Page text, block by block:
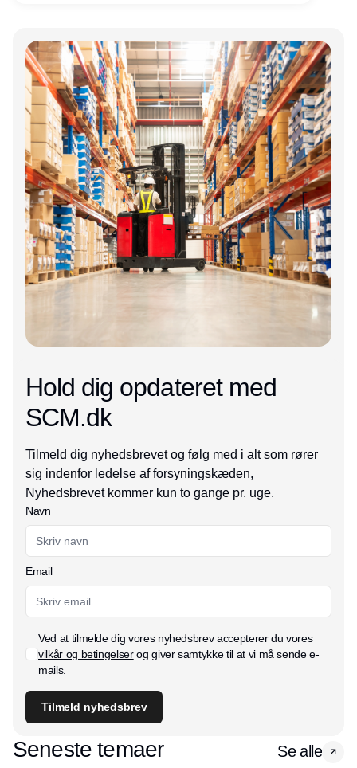
Annonce
Hold dig opdateret med
SCM.dk
Tilmeld dig nyhedsbrevet og følg med i alt som rører
sig indenfor ledelse af forsyningskæden,
Nyhedsbrevet kommer kun to gange pr. uge.
Navn
Email
Ved at tilmelde dig vores nyhedsbrev accepterer du vores
vilkår og betingelserog giver samtykke til at vi må sende e-
mails.
Tilmeld nyhedsbrev
Seneste temaer Se alle